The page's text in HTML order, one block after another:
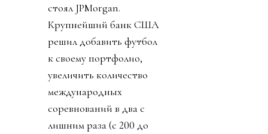
стоял JPMorgan.
Крупнейший банк США
решил добавить футбол
к своему портфолио,
увеличить количество
международных
соревнований в два с
лишним раза (с 200 до